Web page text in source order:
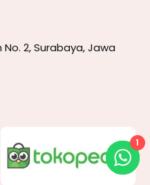
2, Surabaya, Jawa
1